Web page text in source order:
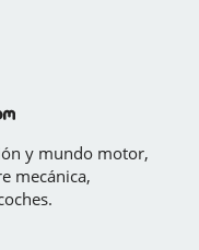
y mundo motor,
mecánica,